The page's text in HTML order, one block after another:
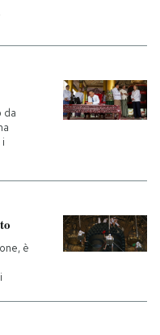
da
i
è